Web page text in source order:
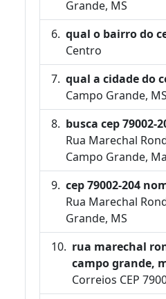
Grande, MS
qual o bairro do
Centro
qual a cidade do
Campo Grande, MS
busca cep 79002-
Rua Marechal
Campo Grande,
cep 79002-204
Rua Marechal
Grande, MS
rua marechal
campo grande,
Correios CEP